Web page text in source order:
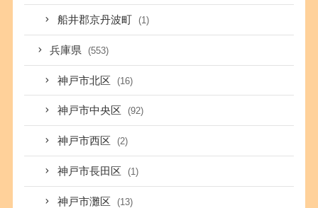
船井郡京丹波町 (1)
兵庫県 (553)
神戸市北区 (16)
神戸市中央区 (92)
神戸市西区 (2)
神戸市長田区 (1)
神戸市灘区 (13)